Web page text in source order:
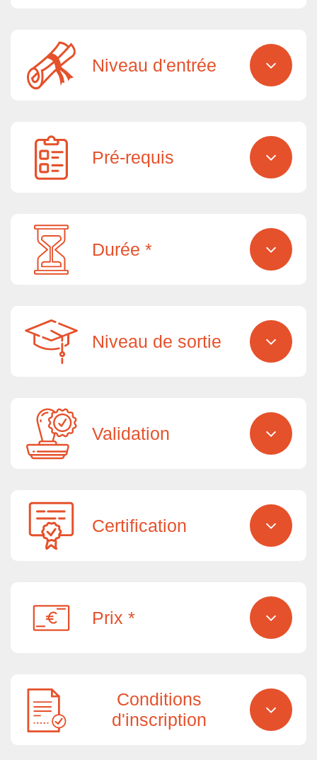
Niveau d'entrée
Pré-requis
Durée *
Niveau de sortie
Validation
Certification
Prix *
Conditions
d'inscription